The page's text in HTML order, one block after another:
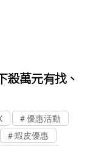
殺萬元有找、
優惠活動
蝦皮優惠